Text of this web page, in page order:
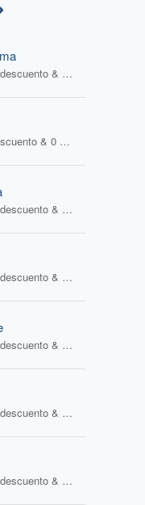
2 Cupones descuento & 2 Ofertas
1 Cupón descuento & 0 Ofertas
4 Cupones descuento & 1 Oferta
2 Cupones descuento & 1 Oferta
4 Cupones descuento & 2 Ofertas
4 Cupones descuento & 3 Ofertas
2 Cupones descuento & 1 Oferta